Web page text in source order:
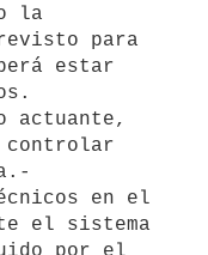
la
para
estar
actuante,
controlar
el sistema